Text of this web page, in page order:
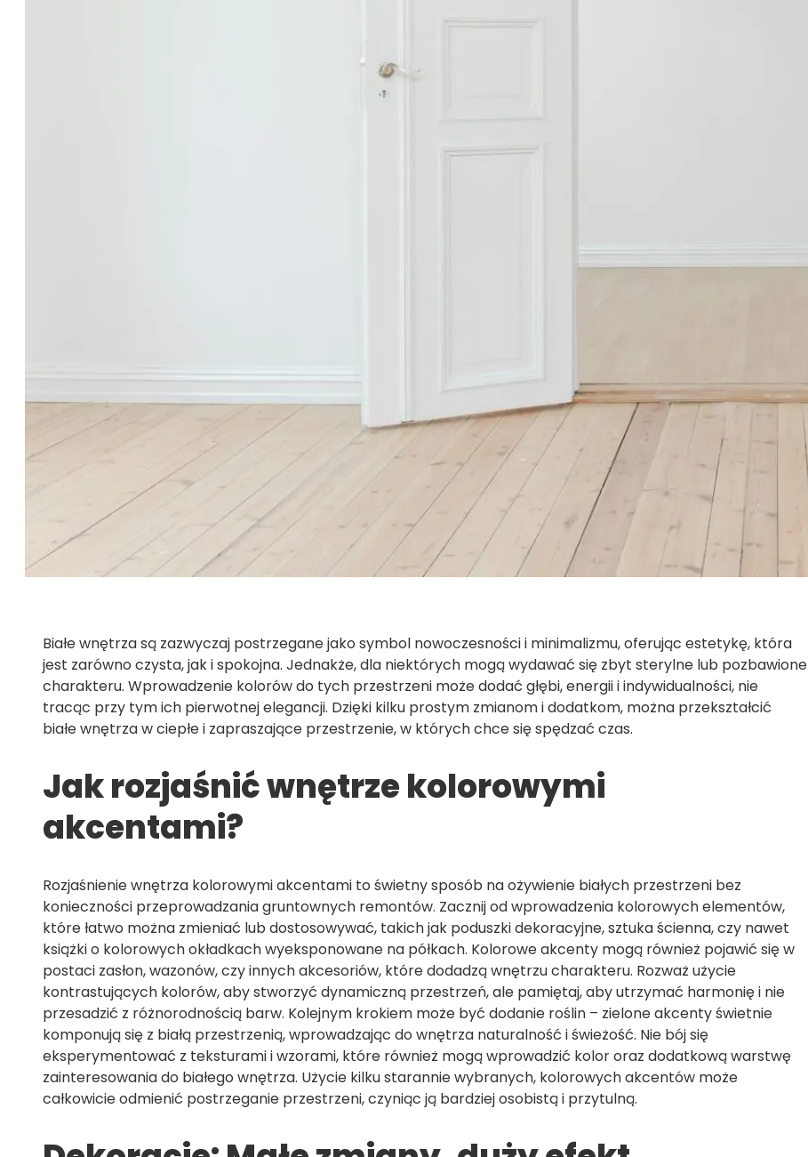
Białe wnętrza są zazwyczaj postrzegane jako symbol nowoczesności i minimalizmu, oferując estetykę, która
jest zarówno czysta, jak i spokojna. Jednakże, dla niektórych mogą wydawać się zbyt sterylne lub pozbawione
charakteru. Wprowadzenie kolorów do tych przestrzeni może dodać głębi, energii i indywidualności, nie
tracąc przy tym ich pierwotnej elegancji. Dzięki kilku prostym zmianom i dodatkom, można przekształcić
białe wnętrza w ciepłe i zapraszające przestrzenie, w których chce się spędzać czas.
Jak rozjaśnić wnętrze kolorowymi
akcentami?
Rozjaśnienie wnętrza kolorowymi akcentami to świetny sposób na ożywienie białych przestrzeni bez
konieczności przeprowadzania gruntownych remontów. Zacznij od wprowadzenia kolorowych elementów,
które łatwo można zmieniać lub dostosowywać, takich jak poduszki dekoracyjne, sztuka ścien­na, czy nawet
książki o kolorowych okładkach wyeksponowane na półkach. Kolorowe akcenty mogą również pojawić się w
postaci zasłon, wazonów, czy innych akcesoriów, które dodadzą wnętrzu charakteru. Rozważ użycie
kontrastujących kolorów, aby stworzyć dynamiczną przestrzeń, ale pamiętaj, aby utrzymać harmonię i nie
przesadzić z różnorodnością barw. Kolejnym krokiem może być dodanie roślin – zielone akcenty świetnie
komponują się z białą przestrzenią, wprowadzając do wnętrza naturalność i świeżość. Nie bój się
eksperymentować z teksturami i wzorami, które również mogą wprowadzić kolor oraz dodatkową warstwę
zainteresowania do białego wnętrza. Użycie kilku starannie wybranych, kolorowych akcentów może
całkowicie odmienić postrzeganie przestrzeni, czyniąc ją bardziej osobistą i przytulną.